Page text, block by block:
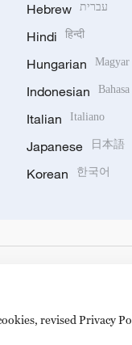
Hebrew עברית
Hindi हिन्दी
Hungarian Magyar
Indonesian
Italian Italiano
Japanese 日本語
Korean 한국어
revised Privacy